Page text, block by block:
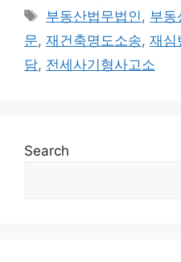
Tags
부동산법무법인 , 부동
문, 재건축명도소송, 재심
담, 전세사기형사고소
Search